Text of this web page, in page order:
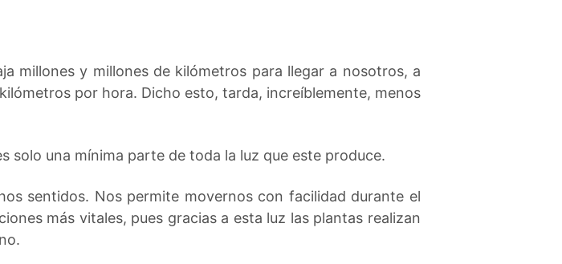
millones y millones de kilómetros para llegar a nosotros, a
por hora. Dicho esto, tarda, increíblemente, menos
solo una mínima parte de toda la luz que este produce.
sentidos. Nos permite movernos con facilidad durante el
más vitales, pues gracias a esta luz las plantas realizan